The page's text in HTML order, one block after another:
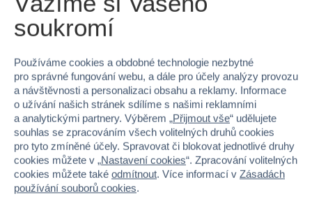
Objednejte si tuto úžasnou stavebnici LEGO® Technic
a prožijte nezapomenutelnou zábavu při jejím stavění
U našich hraček garantujemekvalitu a bezpečnost
Kategorie
LEGO® Technic LEGO®
Parametry produktu
soukromí
Používáme cookies a obdobné technologie nezbytné
pro správné fungování webu, a dále pro účely analýzy provozu
a návštěvnosti a personalizaci obsahu a reklamy. Informace
o užívání našich stránek sdílíme s našimi reklamními
a analytickými partnery. Výběrem „Přijmout vše“ udělujete
souhlas se zpracováním všech volitelných druhů cookies
pro tyto zmíněné účely. Spravovat či blokovat jednotlivé druhy
cookies můžete v „Nastavení cookies“. Zpracování volitelných
cookies můžete také odmítnout. Více informací v Zásadách
používání souborů cookies.